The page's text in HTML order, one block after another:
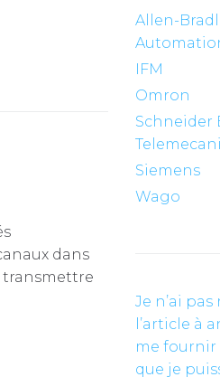
dans
transmettre
Allen-
IFM
Omron
Schneider
Siemens
Wago
Je n’ai
l’article à
me fournir
que je